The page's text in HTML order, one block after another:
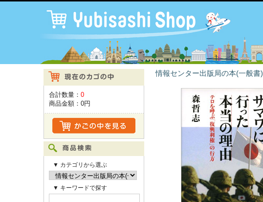
合計数量： 0
商品金額： 0円
▼ カテゴリから選ぶ
▼ キーワードで探す
情報センター出版局の本(一般書)